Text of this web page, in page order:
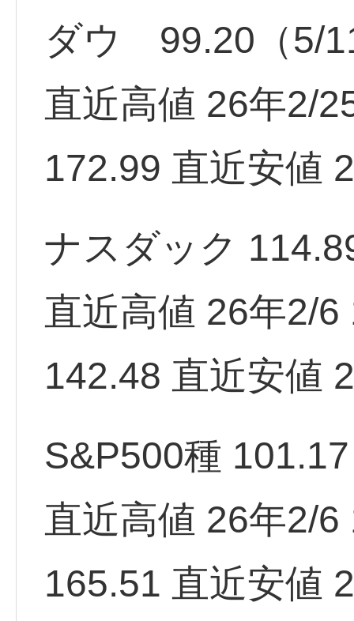
ダウ 99.20（
直近高値 26年2/
172.99 直近安値
ナスダック
直近高値 26年2/
142.48 直近安値
S&P500種
直近高値 26年2/
165.51 直近安値